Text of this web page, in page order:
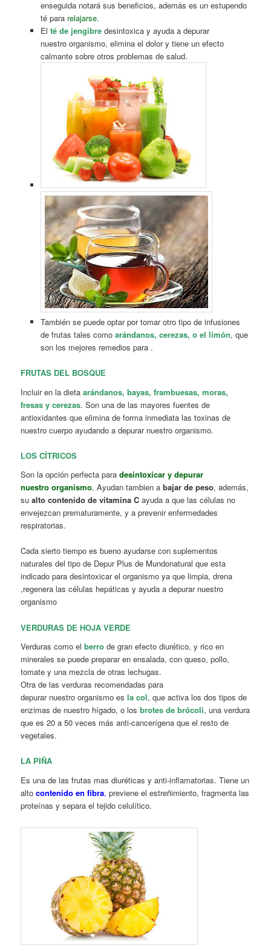
enseguida notará sus beneficios, además es un estupendo
té para relajarse.
El té de jengibredesintoxica y ayuda a depurar
nuestro organismo, elimina el dolor y tiene un efecto
calmante sobre otros problemas de salud.
También se puede optar por tomar otro tipo de infusiones
de frutas tales como arándanos, cerezas, o el limón, que
son los mejores remedios para .
FRUTAS DEL BOSQUE
Incluir en la dietaarándanos, bayas, frambuesas, moras,
fresas y cerezas. Son una de las mayores fuentes de
antioxidantes que elimina de forma inmediata las toxinas de
nuestro cuerpo ayudando a depurar nuestro organismo.
LOS CÍTRICOS
Son la opción perfecta paradesintoxicar y depurar
nuestro organismo. Ayudan tambien abajar de peso, además,
sualto contenido de vitamina C ayuda a que las células no
envejezcan prematuramente, y a prevenir enfermedades
respiratorias.
Cada sierto tiempo es bueno ayudarse con suplementos
naturales del tipo de Depur Plus de Mundonatural que esta
indicado para desintoxicar el organismo ya que limpia, drena
,regenera las células hepáticas y ayuda a depurar nuestro
organismo
VERDURAS DE HOJA VERDE
Verduras como elberro de gran efecto diurético, y rico en
minerales se puede preparar en ensalada, con queso, pollo,
tomate y una mezcla de otras lechugas.
Otra de las verduras recomendadas para
depurar nuestro organismo es la col, que activa los dos tipos de
enzimas de nuestro hígado, o losbrotes de brócoli, una verdura
que es 20 a 50 veces más anti-cancerígena que el resto de
vegetales.
LA PIÑA
Es una de las frutas mas diuréticas y anti-inflamatorias. Tiene un
altocontenido en fibra, previene el estreñimiento, fragmenta las
proteínas y separa el tejido celulítico.